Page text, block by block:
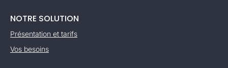
NOTRE SOLUTION
Présentation et tarifs
Vos besoins